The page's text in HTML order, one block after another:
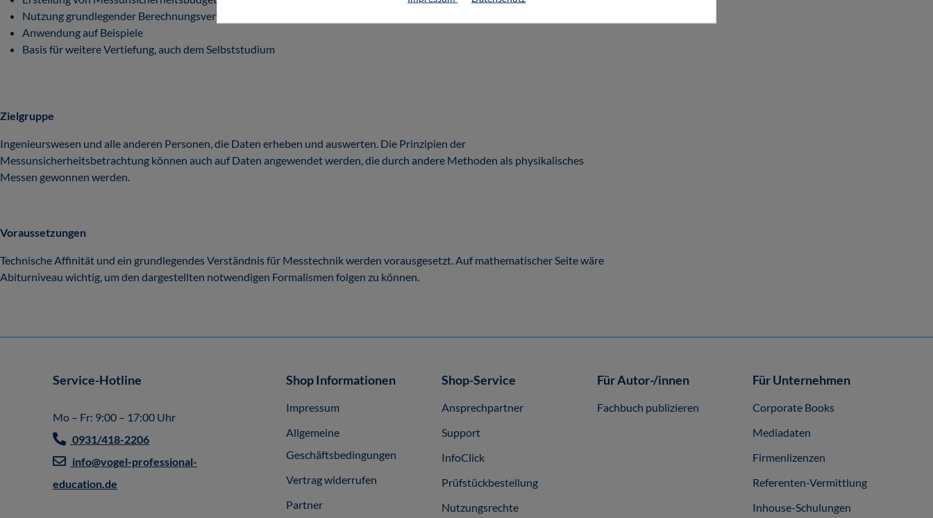
Nutzung grundlegender Berechnungsverfahren
Anwendung auf Beispiele
Basis für weitere Vertiefung, auch dem Selbststudium
Zielgruppe
Ingenieurswesen und alle anderen Personen, die Daten erheben und auswerten. Die Prinzipien der
Messunsicherheitsbetrachtung können auch auf Daten angewendet werden, die durch andere Methoden als physikalisches
Messen gewonnen werden.
Voraussetzungen
Technische Affinität und ein grundlegendes Verständnis für Messtechnik werden vorausgesetzt. Auf mathematischer Seite wäre
Abiturniveau wichtig, um den dargestellten notwendigen Formalismen folgen zu können.
Service-Hotline
Mo – Fr: 9:00 – 17:00 Uhr
0931/418-2206
info@vogel-professional-
education.de
Shop Informationen
Impressum
Allgemeine
Geschäftsbedingungen
Vertrag widerrufen
Partner
Shop-Service
Ansprechpartner
Support
InfoClick
Prüfstückbestellung
Nutzungsrechte
Für Autor-/innen
Fachbuch publizieren
Für Unternehmen
Corporate Books
Mediadaten
Firmenlizenzen
Referenten-Vermittlung
Inhouse-Schulungen